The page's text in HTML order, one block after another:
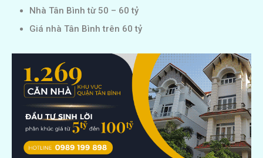
Nhà Tân Bình từ 50 – 60 tỷ
Giá nhà Tân Bình trên 60 tỷ